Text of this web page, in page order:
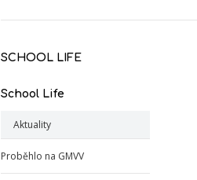
SCHOOL LIFE
School Life
Aktuality
Proběhlo na GMVV